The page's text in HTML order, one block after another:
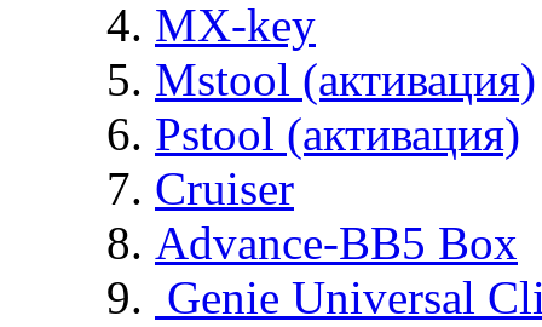
MX-key
Mstool (активация)
Pstool (активация)
Cruiser
Advance-BB5 Box
Genie Universal